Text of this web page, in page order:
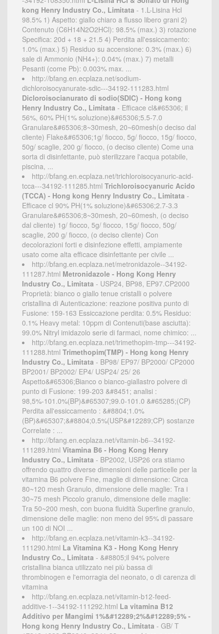
kong Henry Industry Co., Limitata - 1.L-Lisina Hcl
98.5% 1) Aspetto: giallo chiaro a flusso libero grani 2)
Contenuto (C6H14N2O2HCl): 98.5% (max.) 3) rotazione
Specifica: 20d + 18 + 21.5 4) Perdita all'essiccamento:
1.0% (max.) 5) Residuo su accensione: 0.3% (max.) 6)
sale di Ammonio (NH4+): 0.04% (max.) 7) metalli
Pesanti (come Pb): 0.003% max. ...
http://bfang.en.ecplaza.net/sodium-
dichloroisocyanurate-sdic---34192-111283.html
Dicloroisocianurato di sodio(SDIC) - Hong kong
Henry Industry Co., Limitata - Efficace cl&#65306; il
56%, 60% PH(1% soluzione)&#65306;5.5-7.0
Granulare&#65306;8~30mesh, 20~60mesh(o deciso dal
cliente) Flake&#65306;1g/ fiocco, 5g/ fiocco, 15g/ fiocco,
50g/ scaglie, 200 g/ fiocco, (o deciso cliente) Come una
sorta di disinfettante, può sterilizzare l'acqua potabile,
piscina, ...
http://bfang.en.ecplaza.net/trichloroisocyanuric-acid-
tcca---34192-111285.html Trichloroisocyanuric Acido
(TCCA) - Hong kong Henry Industry Co., Limitata -
Efficace cl 90% PH(1% soluzione)&#65306;2.7-3.3
Granulare&#65306;8~30mesh, 20~60mesh, (o deciso
dal cliente) 1g/ fiocco, 5g/ fiocco, 15g/ fiocco, 50g/
scaglie, 200 g/ fiocco, (o deciso cliente) Con
decolorazioni forti e disinfezione effetti, ampiamente
usato come alta efficace disinfettante per civile ...
http://bfang.en.ecplaza.net/metronidazole--34192-
111287.html Metronidazole - Hong Kong Henry
Industry Co., Limitata - USP24, BP98, EP97.CP2000
Proprietà: bianco o giallo tenue cristalli o polvere
cristallina di Autenticazione: reazione positiva punto di
Fusione: 159-163 Essiccazione perdita: 0.5% Residuo:
0.1% Heavy metal: 10ppm di Contenuti(base asciutta):
99.0% Nitryl imidazolo serie di farmaci, nome chimico: ...
http://bfang.en.ecplaza.net/trimethopim-tmp---34192-
111288.html Trimethopim(TMP) - Hong kong Henry
Industry Co., Limitata - BP98/ EP97/ BP2000/ CP2000
BP2001/ BP2002/ EP4/ USP24/ 25/ 26
Aspetto&#65306;Bianco o bianco-giallastro polvere di
punto di Fusione: 199-203 &#8451; analisi :
98,5%-101.0%(BP)&#65307;99.0-101.0 &#65285;(CP)
Perdita all'essiccamento : &#8804;1.0%
(BP)&#65307;&#8804;0.5%(USP&#12289;CP) sostanze
Correlate : ...
http://bfang.en.ecplaza.net/vitamin-b6--34192-
111289.html Vitamina B6 - Hong Kong Henry
Industry Co., Limitata - BP2002, USP26 ora stiamo
offrendo quattro diverse dimensioni delle particelle per la
vitamina B6 polvere Fine, maglie di dimensione: Circa
80~120 mesh Granulo, dimensione delle maglie: Tra i
30~75 mesh Piccolo granulo, dimensione delle maglie:
Tra 50~200 mesh, con buona fluidità Superfine granulo,
dimensione delle maglie: non meno del 95% di passare
un 100 di NOI ...
http://bfang.en.ecplaza.net/vitamin-k3--34192-
111290.html La Vitamina K3 - Hong Kong Henry
Industry Co., Limitata - &#8805;il 94% polvere
cristallina bianca utilizzato nei più bassa di
thrombinogen e l'emorragia del neonato, o di carenza di
vitamina
http://bfang.en.ecplaza.net/vitamin-b12-feed-
additive-1--34192-111292.html La vitamina B12
Additivo per Mangimi 1%&#12289;2%&#12289;5% -
Hong kong Henry Industry Co., Limitata - GB/ T